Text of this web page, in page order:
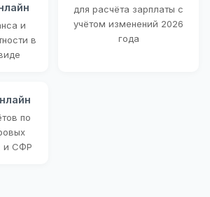
и
в
для расчёта зарплаты с
учётом изменений 2026
года
по
и СФР